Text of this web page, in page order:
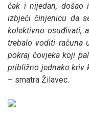
čak i nijedan, došao
izbjeći činjenicu da
kolektivno osuđivati,
trebalo voditi računa
pokraj čovjeka koji
približno jednako kriv
– smatra Žilavec.